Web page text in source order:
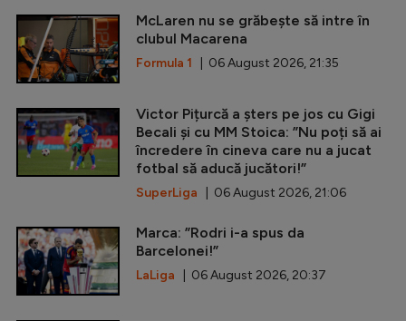
McLaren nu se grăbește să intre în
clubul Macarena
Formula 1 | 06 August 2026, 21:35
Victor Pițurcă a șters pe jos cu Gigi
Becali și cu MM Stoica: ”Nu poți să ai
încredere în cineva care nu a jucat
fotbal să aducă jucători!”
SuperLiga | 06 August 2026, 21:06
Marca: ”Rodri i-a spus da
Barcelonei!”
LaLiga | 06 August 2026, 20:37